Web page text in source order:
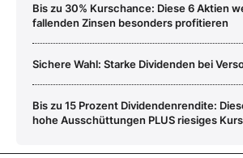
Bis zu 30% Kurschance: Diese 6 Aktien
fallenden Zinsen besonders profitieren
Sichere Wahl: Starke Dividenden bei
Bis zu 15 Prozent Dividendenrendite:
hohe Ausschüttungen PLUS riesiges